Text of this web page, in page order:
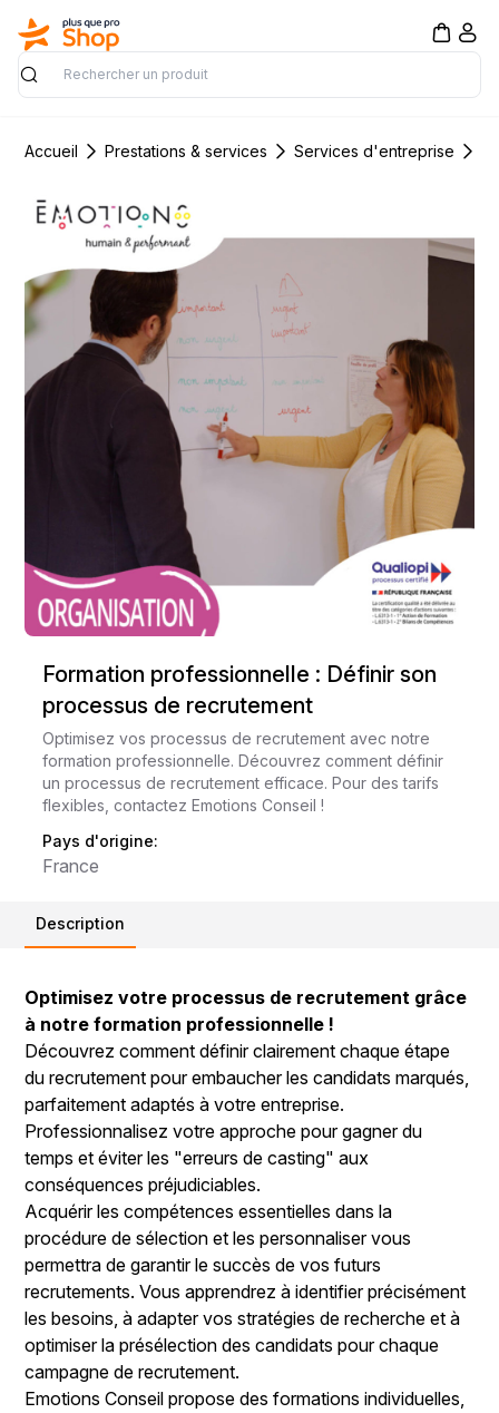
Rechercher
Accueil Prestations & services Services d'entreprise
Formation professionnelle : Définir son
processus de recrutement
Optimisez vos processus de recrutement avec notre
formation professionnelle. Découvrez comment définir
un processus de recrutement efficace. Pour des tarifs
flexibles, contactez Emotions Conseil !
Pays d'origine:
France
Description
Optimisez votre processus de recrutement grâce
à notre formation professionnelle !
Découvrez comment définir clairement chaque étape
du recrutement pour embaucher les candidats marqués,
parfaitement adaptés à votre entreprise.
Professionnalisez votre approche pour gagner du
temps et éviter les "erreurs de casting" aux
conséquences préjudiciables.
Acquérir les compétences essentielles dans la
procédure de sélection et les personnaliser vous
permettra de garantir le succès de vos futurs
recrutements. Vous apprendrez à identifier précisément
les besoins, à adapter vos stratégies de recherche et à
optimiser la présélection des candidats pour chaque
campagne de recrutement.
Emotions Conseil propose des formations individuelles,